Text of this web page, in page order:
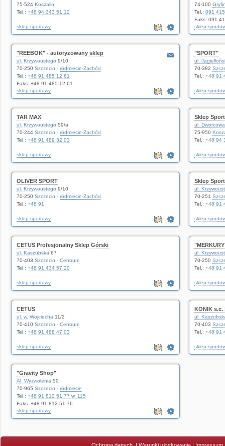
75-524 Koszalin
Tel.: +48 94 343 51 12
sklep sportowy
74-100
Tel.: 091
Faks: 091
sklep
"REEBOK" - autoryzowany sklep
ul. Krzywoustego 9/10
70-250 Szczecin - ródmiecie-Zachód
Tel.: +48 91 485 12 61
Faks: +48 91 485 12 61
sklep sportowy
"SPORT"
ul.
70-382
Tel.: +48 91
sklep
TAR MAX
ul. Krzywoustego 59/a
70-244 Szczecin - ródmiecie-Zachód
Tel.: +48 91 489 32 03
sklep sportowy
Sklep
ul. Dworcowa
75-950
Tel.: +48 94
sklep
OLIVER SPORT
ul. Krzywoustego 9/10
70-250 Szczecin - ródmiecie-Zachód
Tel.: +48 91
sklep sportowy
Sklep
ul.
70-251
Tel.: +48 91
sklep
CETUS Profesjonalny Sklep Górski
ul. Kaszubska 67
70-403 Szczecin - Centrum
Tel.: +48 91 434 57 20
sklep sportowy
ul.
70-250
Tel.: +48 91
sklep
CETUS
ul. w. Wojciecha 11/2
70-410 Szczecin - Centrum
Tel.: +48 91 488 47 03
sklep sportowy
KONIK s.c.
ul.
70-403
Tel.: +48 91
sklep
"Gravity Shop"
Al. Wyzwolenia 50
70-965 Szczecin - ródmiecie
Tel.: +48 91 812 51 77 w. 115
Faks: +48 91 812 51 76
sklep sportowy